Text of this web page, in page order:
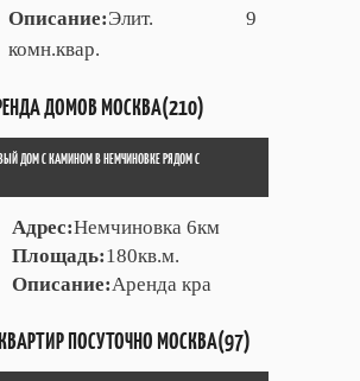
Описание:Элит. 9
комн.квар.
ДОМОВ МОСКВА(210)
ДОМ С КАМИНОМ В НЕМЧИНОВКЕ РЯДОМ С
Адрес:Немчиновка 6км
Площадь:180кв.м.
Описание:Аренда кра
ПОСУТОЧНО МОСКВА(97)